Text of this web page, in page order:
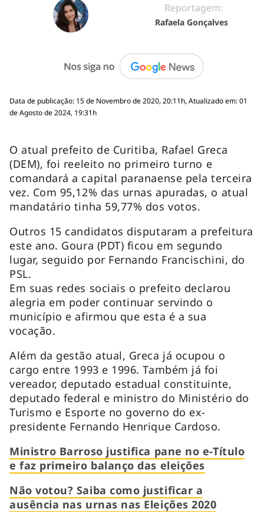
Reportagem:
Rafaela Gonçalves
Data de publicação: 15 de Novembro de 2020, 20:11h, Atualizado em: 01
de Agosto de 2024, 19:31h
O atual prefeito de Curitiba, Rafael Greca
(DEM), foi reeleito no primeiro turno e
comandará a capital paranaense pela terceira
vez. Com 95,12% das urnas apuradas, o atual
mandatário tinha 59,77% dos votos.
Outros 15 candidatos disputaram a prefeitura
este ano. Goura (PDT) ficou em segundo
lugar, seguido por Fernando Francischini, do
PSL.
Em suas redes sociais o prefeito declarou
alegria em poder continuar servindo o
município e afirmou que esta é a sua
vocação.
Além da gestão atual, Greca já ocupou o
cargo entre 1993 e 1996. Também já foi
vereador, deputado estadual constituinte,
deputado federal e ministro do Ministério do
Turismo e Esporte no governo do ex-
presidente Fernando Henrique Cardoso.
Ministro Barroso justifica pane no e-Título
e faz primeiro balanço das eleições
Não votou? Saiba como justificar a
ausência nas urnas nas Eleições 2020